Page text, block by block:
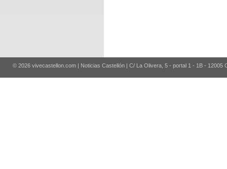
© 2026 vivecastellon.com | Noticias Castellón | C/ La Olivera, 5 - portal 1 - 1B - 12005